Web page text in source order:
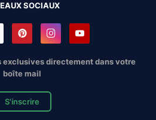
SOCIAUX
exclusives directement dans votre
boîte mail
S'inscrire